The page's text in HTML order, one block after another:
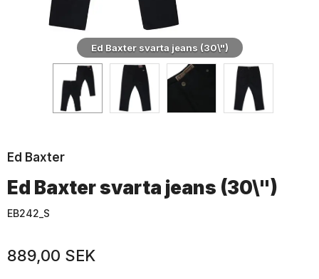
Ed Baxter svarta jeans (30\")
Ed Baxter
Ed Baxter svarta jeans (30\")
EB242_S
889,00 SEK